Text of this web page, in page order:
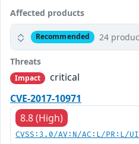
Affected products
Recommended 24
Threats
Impact
critical
CVE-2017-10971
8.8 (High)
CVSS:3.0/AV:N/AC:L/PR:L/